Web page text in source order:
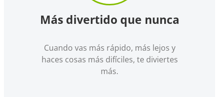
Más divertido que nunca
Cuando vas más rápido, más lejos y
haces cosas más difíciles, te diviertes
más.